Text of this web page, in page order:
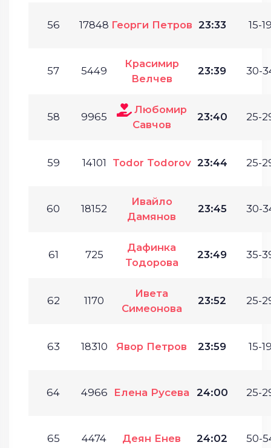
56 17848 Георги Петров 23:33 15-
57 5449
Красимир
Велчев
23:39 30-
58 9965
Любомир
Савчов
23:40 25-
59 14101 Todor Todorov 23:44 25-
60 18152
Ивайло
Дамянов
23:45 30-
61 725
Дафинка
Тодорова
23:49 35-
62 1170
Ивета
Симеонова
23:52 25-
63 18310 Явор Петров 23:59 15-
64 4966 Елена Русева 24:00 25-
65 4474 Деян Енев 24:02 50-